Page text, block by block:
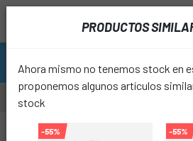
PRODUCTOS
Ahora mismo no tenemos stock en
proponemos algunos artículos
stock
-55% -55%